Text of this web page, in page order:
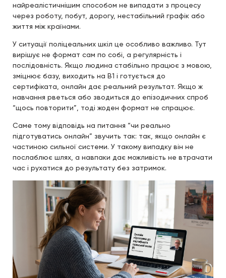
найреалістичнішим способом не випадати з процесу
через роботу, побут, дорогу, нестабільний графік або
життя між країнами.
У ситуації поліцеальних шкіл це особливо важливо. Тут
вирішує не формат сам по собі, а регулярність і
послідовність. Якщо людина стабільно працює з мовою,
зміцнює базу, виходить на B1 і готується до
сертифіката, онлайн дає реальний результат. Якщо ж
навчання рветься або зводиться до епізодичних спроб
“щось повторити”, тоді жоден формат не спрацює.
Саме тому відповідь на питання “чи реально
підготуватись онлайн” звучить так: так, якщо онлайн є
частиною сильної системи. У такому випадку він не
послаблює шлях, а навпаки дає можливість не втрачати
час і рухатися до результату без затримок.